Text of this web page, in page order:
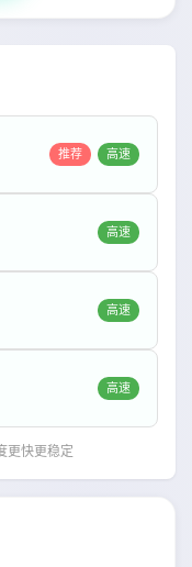
推荐 高速
高速
高速
高速
更快更稳定